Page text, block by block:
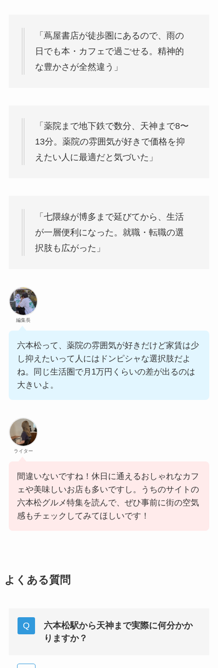
「蔦屋書店が徒歩圏にあるので、雨の
日でも本・カフェで過ごせる。精神的
な豊かさが全然違う」
「薬院まで地下鉄で数分、天神まで8〜
13分。薬院の雰囲気が好きで価格を抑
えたい人に最適だと気づいた」
「七隈線が博多まで延びてから、生活
が一層便利になった。就職・転職の選
択肢も広がった」
編集長
六本松って、薬院の雰囲気が好きだけど家賃は少
し抑えたいって人にはドンピシャな選択肢だよ
ね。同じ生活圏で月1万円くらいの差が出るのは
大きいよ。
ライター
間違いないですね！休日に通えるおしゃれなカフ
ェや美味しいお店も多いですし。うちのサイトの
六本松グルメ特集を読んで、ぜひ事前に街の空気
感もチェックしてみてほしいです！
よくある質問
六本松駅から天神まで実際に何分かか
りますか？